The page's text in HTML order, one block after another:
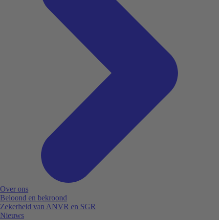
Over ons
Beloond en bekroond
Zekerheid van ANVR en SGR
Nieuws